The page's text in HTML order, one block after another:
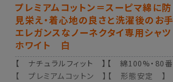
プレミアムコットン＝スーピマ綿に
見栄え・着心地の良さと洗濯後のお
エレガンスなノーネクタイ専用シャツ
ホワイト 白
【 ナチュラルフィット 】【 綿100%・80
【 プレミアムコットン 】【 形態安定 】